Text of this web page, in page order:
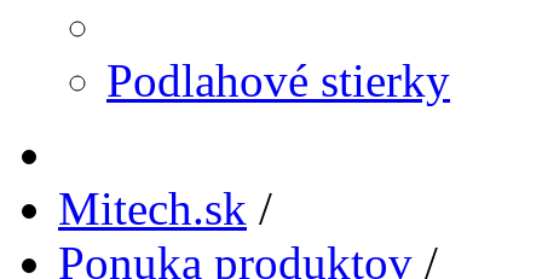
Podlahové stierky
Mitech.sk /
Ponuka produktov /